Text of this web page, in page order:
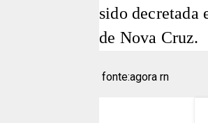
sido decretada
de Nova Cruz.
fonte:agora rn